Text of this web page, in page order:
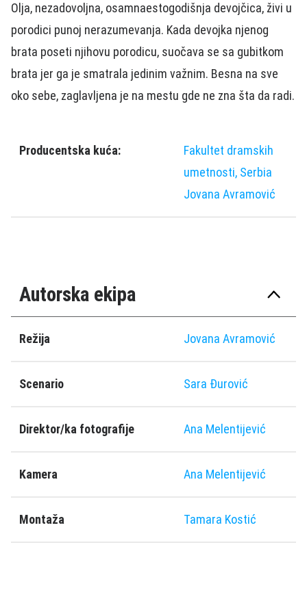
Olja, nezadovoljna, osamnaestogodišnja devojčica, živi u
porodici punoj nerazumevanja. Kada devojka njenog
brata poseti njihovu porodicu, suočava se sa gubitkom
brata jer ga je smatrala jedinim važnim. Besna na sve
oko sebe, zaglavljena je na mestu gde ne zna šta da radi.
Producentska kuća:
Fakultet dramskih
umetnosti, Serbia
Jovana Avramović
Autorska ekipa
Režija Jovana Avramović
Scenario Sara Đurović
Direktor/ka fotografije Ana Melentijević
Kamera Ana Melentijević
Montaža Tamara Kostić